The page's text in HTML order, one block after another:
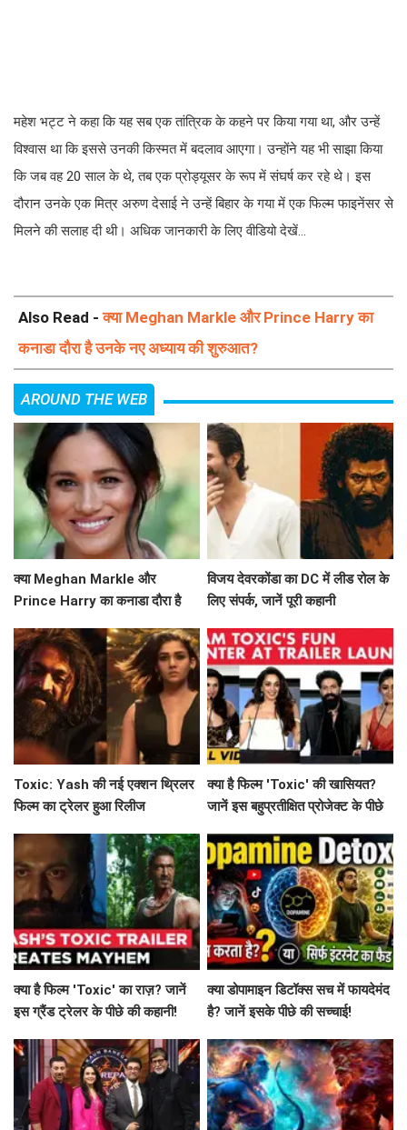
महेश भट्ट ने कहा कि यह सब एक तांत्रिक के कहने पर किया गया था, और उन्हें
विश्वास था कि इससे उनकी किस्मत में बदलाव आएगा। उन्होंने यह भी साझा किया
कि जब वह 20 साल के थे, तब एक प्रोड्यूसर के रूप में संघर्ष कर रहे थे। इस
दौरान उनके एक मित्र अरुण देसाई ने उन्हें बिहार के गया में एक फिल्म फाइनेंसर से
मिलने की सलाह दी थी। अधिक जानकारी के लिए वीडियो देखें…
Also Read -क्या Meghan Markle और Prince Harry का
कनाडा दौरा है उनके नए अध्याय की शुरुआत?
AROUND THE WEB
क्या Meghan Markle और
Prince Harry का कनाडा दौरा है
विजय देवरकोंडा का DC में लीड रोल के
लिए संपर्क, जानें पूरी कहानी
Toxic: Yash की नई एक्शन थ्रिलर
फिल्म का ट्रेलर हुआ रिलीज
क्या है फिल्म 'Toxic' की खासियत?
जानें इस बहुप्रतीक्षित प्रोजेक्ट के पीछे
क्या है फिल्म 'Toxic' का राज़? जानें
इस ग्रैंड ट्रेलर के पीछे की कहानी!
क्या डोपामाइन डिटॉक्स सच में फायदेमंद
है? जानें इसके पीछे की सच्चाई!